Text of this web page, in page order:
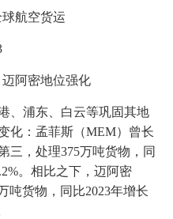
航空货运
阿密地位强化
、浦东、白云等巩固其地
化：孟菲斯（MEM）曾长
三，处理375万吨货物，同
。相比之下，迈阿密
吨货物，同比2023年增长